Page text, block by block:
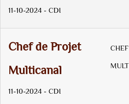
11-10-2024 - CDI
Chef de Projet
Multicanal
11-10-2024 - CDI